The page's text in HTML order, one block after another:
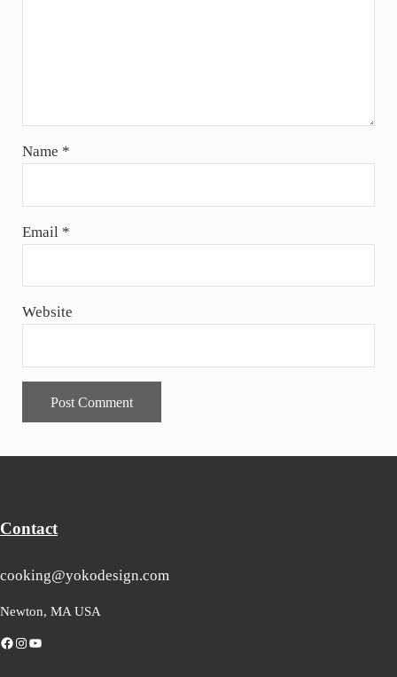
Name *
Email *
Website
Contact
cooking@yokodesign.com
Newton, MA USA
Facebook
Instagram
YouTube